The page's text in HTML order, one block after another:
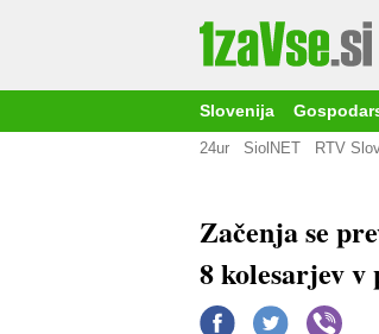
Slovenija
24ur SiolNET RTV
Začenja se
8 kolesarjev v